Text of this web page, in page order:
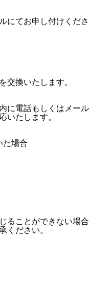
にてお申し付けくださ
交換いたします。
に電話もしくはメール
いたします。
た場合
ることができない場合
ください。